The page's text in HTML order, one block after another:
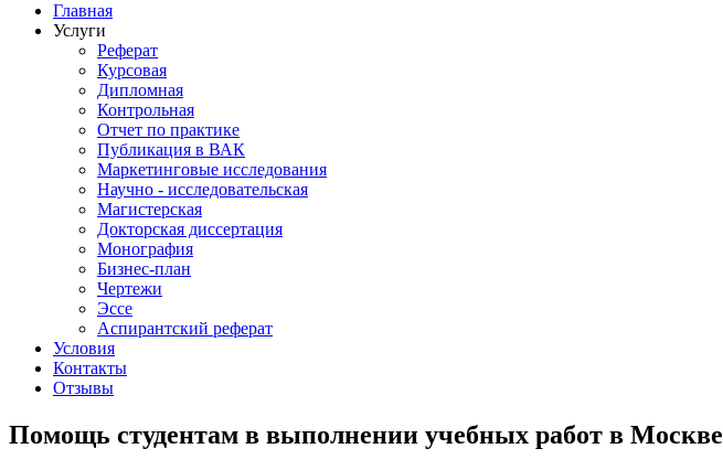
Главная
Услуги
Реферат
Курсовая
Дипломная
Контрольная
Отчет по практике
Публикация в ВАК
Маркетинговые исследования
Научно - исследовательская
Магистерская
Докторская диссертация
Монография
Бизнес-план
Чертежи
Эссе
Аспирантский реферат
Условия
Контакты
Отзывы
Помощь студентам в выполнении учебных работ в Москве